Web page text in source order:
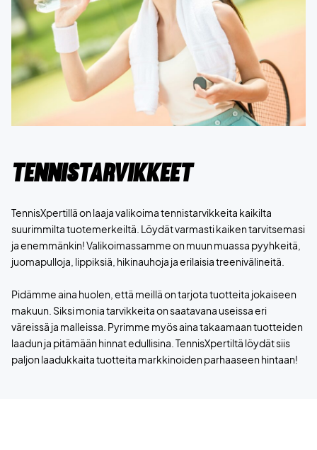
Tennistarvikkeet
TennisXpertillä on laaja valikoima tennistarvikkeita kaikilta
suurimmilta tuotemerkeiltä. Löydät varmasti kaiken tarvitsemasi
ja enemmänkin! Valikoimassamme on muun muassa pyyhkeitä,
juomapulloja, lippiksiä, hikinauhoja ja erilaisia treenivälineitä.
Pidämme aina huolen, että meillä on tarjota tuotteita jokaiseen
makuun. Siksi monia tarvikkeita on saatavana useissa eri
väreissä ja malleissa. Pyrimme myös aina takaamaan tuotteiden
laadun ja pitämään hinnat edullisina. TennisXpertiltä löydät siis
paljon laadukkaita tuotteita markkinoiden parhaaseen hintaan!